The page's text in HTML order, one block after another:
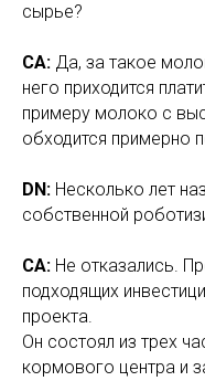
сырье?
СА: Да, за такое
него приходится
примеру молоко с
обходится примерно
DN: Несколько лет
собственной
СА: Не отказались.
подходящих
проекта.
Он состоял из трех
кормового центра и